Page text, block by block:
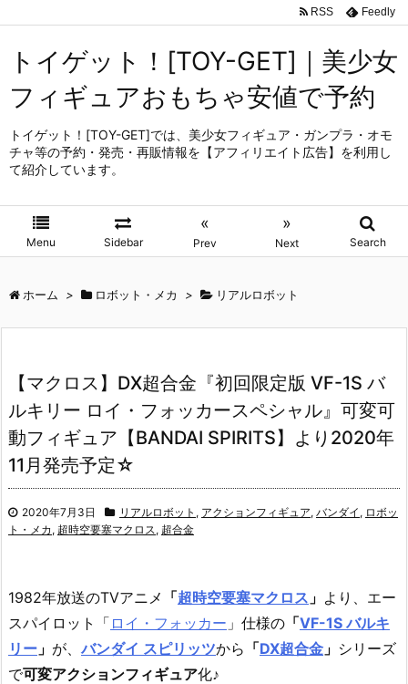
トイゲット！[TOY-GET]｜美少女
フィギュアおもちゃ安値で予約
トイゲット！[TOY-GET]では、美少女フィギュア・ガンプラ・オモ
チャ等の予約・発売・再販情報を【アフィリエイト広告】を利用し
て紹介しています。
Menu Sidebar
«
Prev
»
Next Search
RSS Feedly
ホーム > ロボット・メカ > リアルロボット
【マクロス】DX超合金『初回限定版 VF-1S バ
ルキリー ロイ・フォッカースペシャル』可変可
動フィギュア【BANDAI SPIRITS】より2020年
11月発売予定☆
2020年7月3日 リアルロボット , アクションフィギュア, バンダイ , ロボッ
ト・メカ , 超時空要塞マクロス, 超合金
1982年放送のTVアニメ 「超時空要塞マクロス 」 より、エー
スパイロット「 ロイ・フォッカー 」仕様の 「VF-1S バルキ
リー 」 が、バンダイ スピリッツから 「DX超合金 」 シリーズ
で可変アクションフィギュア化♪